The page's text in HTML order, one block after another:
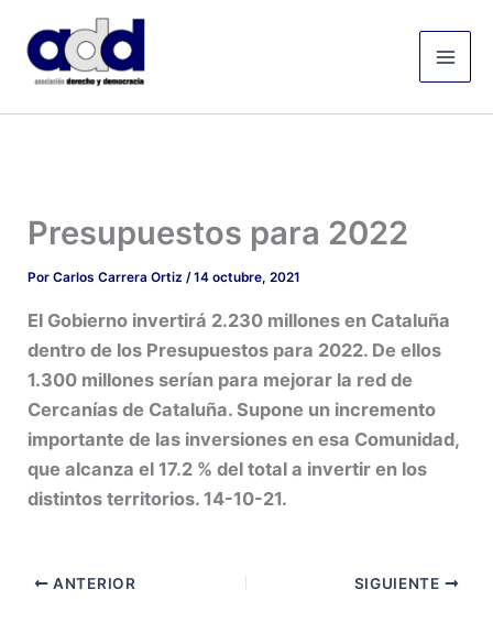
contenido
Presupuestos para 2022
PorCarlos Carrera Ortiz/14 octubre, 2021
El Gobierno invertirá 2.230 millones en Cataluña
dentro de los Presupuestos para 2022. De ellos
1.300 millones serían para mejorar la red de
Cercanías de Cataluña. Supone un incremento
importante de las inversiones en esa Comunidad,
que alcanza el 17.2 % del total a invertir en los
distintos territorios. 14-10-21.
ANTERIOR SIGUIENTE